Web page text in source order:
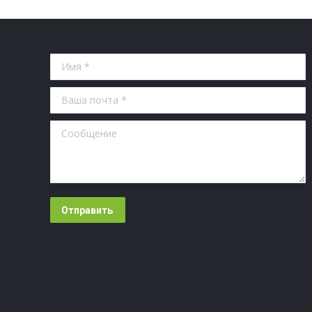
Имя *
Ваша почта *
Сообщение
Отправить